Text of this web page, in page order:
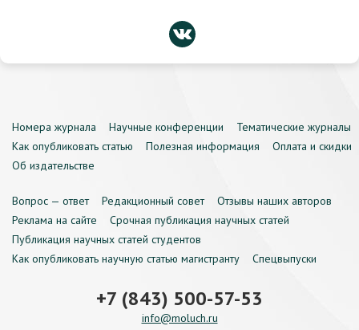
Номера журнала Научные конференции
Тематические журналы
Как опубликовать статью
Полезная информация
Оплата и скидки
Об издательстве
Вопрос — ответ Редакционный совет
Отзывы наших авторов
Реклама на сайте
Срочная публикация научных статей
Публикация научных статей студентов
Как опубликовать научную статью магистранту
Спецвыпуски
+7 (843) 500-57-53
info@moluch.ru